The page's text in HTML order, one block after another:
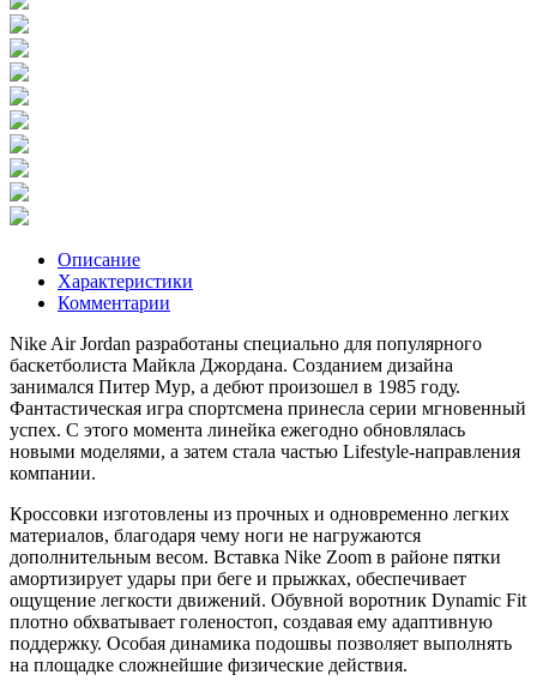
Описание
Характеристики
Комментарии
Nike Air Jordan разработаны специально для популярного
баскетболиста Майкла Джордана. Созданием дизайна
занимался Питер Мур, а дебют произошел в 1985 году.
Фантастическая игра спортсмена принесла серии мгновенный
успех. С этого момента линейка ежегодно обновлялась
новыми моделями, а затем стала частью Lifestyle-направления
компании.
Кроссовки изготовлены из прочных и одновременно легких
материалов, благодаря чему ноги не нагружаются
дополнительным весом. Вставка Nike Zoom в районе пятки
амортизирует удары при беге и прыжках, обеспечивает
ощущение легкости движений. Обувной воротник Dynamic Fit
плотно обхватывает голеностоп, создавая ему адаптивную
поддержку. Особая динамика подошвы позволяет выполнять
на площадке сложнейшие физические действия.